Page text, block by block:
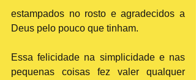
estampados no rosto e agradecidos a
Deus pelo pouco que tinham.
Essa felicidade na simplicidade e nas
pequenas coisas fez valer qualquer